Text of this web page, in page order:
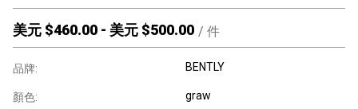
美元 $460.00 - 美元 $500.00 / 件
品牌: BENTLY
顏色: graw